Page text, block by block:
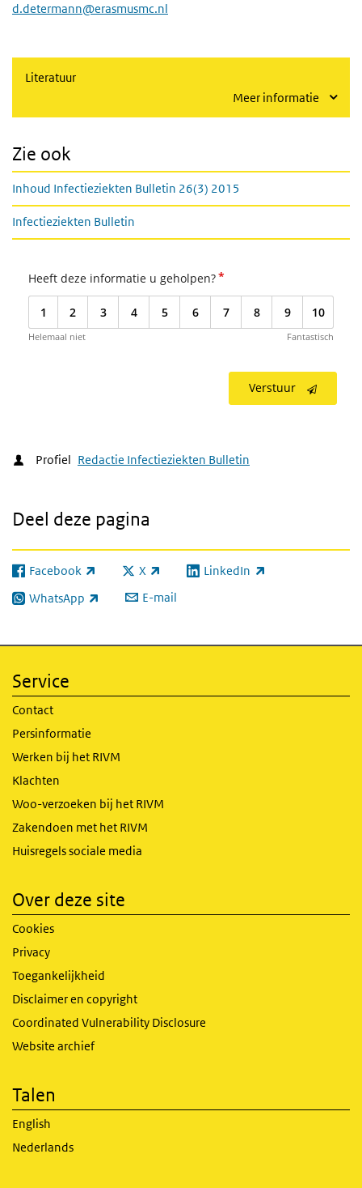
d.determann@erasmusmc.nl
Literatuur
Meer informatie
Zie ook
Inhoud Infectieziekten Bulletin 26(3) 2015
Infectieziekten Bulletin
Heeft deze informatie u geholpen?*
1 2 3 4 5 6 7 8 9 10
Helemaal niet Fantastisch
Verstuur
Profiel Redactie Infectieziekten Bulletin
Deel deze pagina
Facebook
(externe link) X
(externe link) LinkedIn
(externe link)
WhatsApp
(externe link) E-mail
Service
Contact
Persinformatie
Werken bij het RIVM
Klachten
Woo-verzoeken bij het RIVM
Zakendoen met het RIVM
Huisregels sociale media
Over deze site
Cookies
Privacy
Toegankelijkheid
Disclaimer en copyright
Coordinated Vulnerability Disclosure
Website archief
Talen
English
Nederlands